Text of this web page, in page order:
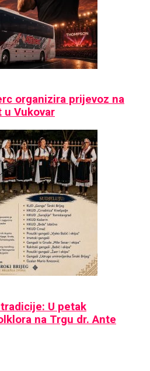
organizira prijevoz na
u Vukovar
U petak
na Trgu dr. Ante